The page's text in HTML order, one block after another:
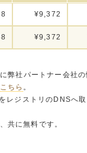
¥9,372
¥9,372
社パートナー会社の
こちら 。
レジストリのDNSへ取
共に無料です。